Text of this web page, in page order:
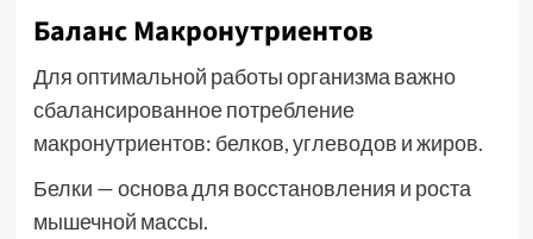
Баланс Макронутриентов
Для оптимальной работы организма важно
сбалансированное потребление
макронутриентов: белков, углеводов и жиров.
Белки — основа для восстановления и роста
мышечной массы.